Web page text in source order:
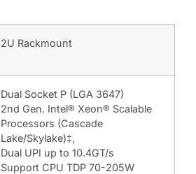
2U Rackmount
Dual Socket P (LGA 3647)
2nd Gen. Intel® Xeon® Scalable
Processors (Cascade
Lake/Skylake)‡,
Dual UPI up to 10.4GT/s
Support CPU TDP 70-205W